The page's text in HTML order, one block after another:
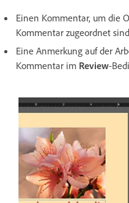
Einen Kommentar, um die
Kommentar zugeordnet
Eine Anmerkung auf der
Kommentar im Review-